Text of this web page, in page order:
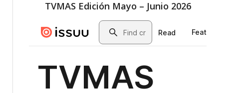
TVMAS Edición Mayo – Junio 2026